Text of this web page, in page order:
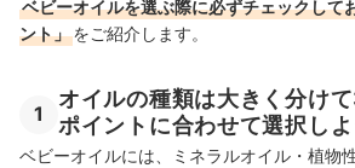
ベビーオイルを選ぶ際に必ずチェックして
ント」をご紹介します。
1
オイルの種類は大きく分け
ポイントに合わせて選択しよ
ベビーオイルには、ミネラルオイル・植物